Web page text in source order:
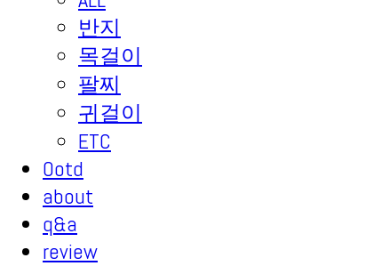
반지
목걸이
팔찌
귀걸이
ETC
Ootd
about
q&a
review